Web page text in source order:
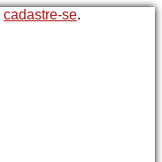
cadastre-se.